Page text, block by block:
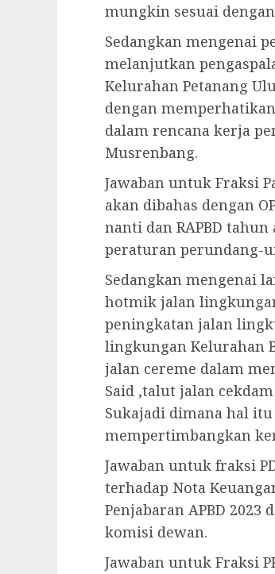
mungkin sesuai
Sedangkan mengenai
melanjutkan
Kelurahan Petanang
dengan
dalam rencana kerja
Musrenbang.
Jawaban untuk Fraksi
akan dibahas dengan
nanti dan RAPBD
peraturan perundang-
Sedangkan mengenai
hotmik jalan
peningkatan jalan
lingkungan Kelurahan
jalan cereme dalam
Said ,talut jalan cekdam
Sukajadi dimana hal
mempertimbangkan
Jawaban untuk fraksi
terhadap Nota
Penjabaran APBD
komisi dewan.
Jawaban untuk Fraksi